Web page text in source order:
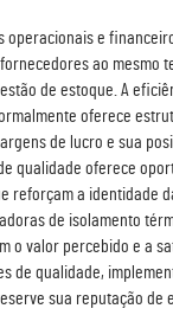
e
ao
de estoque. A
oferece
de lucro e sua
qualidade oferece
a identidade
de isolamento
o valor percebido e a
de qualidade,
sua reputação